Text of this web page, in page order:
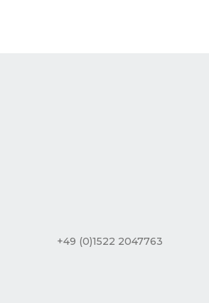
+49 (0)1522 2047763